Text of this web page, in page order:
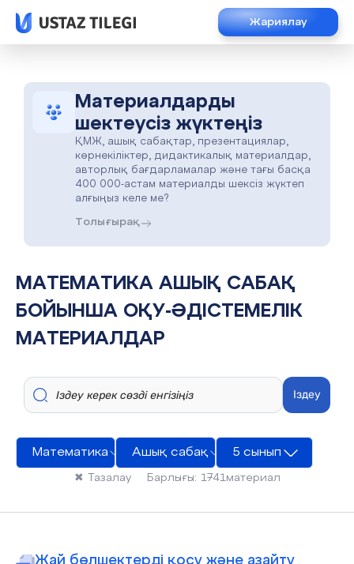
Жариялау
Материалдарды
шектеусіз жүктеңіз
ҚМЖ, ашық сабақтар, презентациялар,
көрнекіліктер, дидактикалық материалдар,
авторлық бағдарламалар және тағы басқа
400 000-астам материалды шексіз жүктеп
алғыңыз келе ме?
Толығырақ
МАТЕМАТИКА АШЫҚ САБАҚ
БОЙЫНША ОҚУ-ӘДІСТЕМЕЛІК
МАТЕРИАЛДАР
Іздеу
Математика Ашық сабақ 5 сынып
✖ Тазалау Барлығы: 1741материал
Жай бөлшектерді қосу және азайту